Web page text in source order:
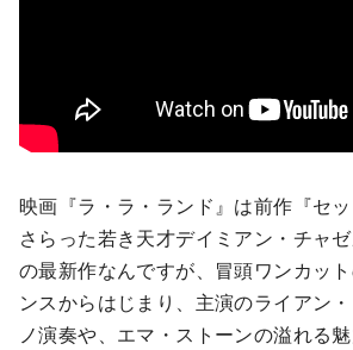
映画『ラ・ラ・ランド』は前作『セ
さらった若き天才デイミアン・チャ
の最新作なんですが、冒頭ワンカッ
ンスからはじまり、主演のライアン
ノ演奏や、エマ・ストーンの溢れる